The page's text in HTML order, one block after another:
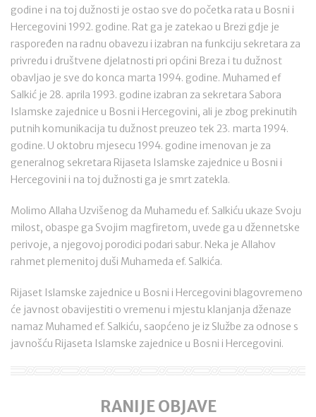
godine i na toj dužnosti je ostao sve do početka rata u Bosni i
Hercegovini 1992. godine. Rat ga je zatekao u Brezi gdje je
raspoređen na radnu obavezu i izabran na funkciju sekretara za
privredu i društvene djelatnosti pri općini Breza i tu dužnost
obavljao je sve do konca marta 1994. godine. Muhamed ef
Salkić je 28. aprila 1993. godine izabran za sekretara Sabora
Islamske zajednice u Bosni i Hercegovini, ali je zbog prekinutih
putnih komunikacija tu dužnost preuzeo tek 23. marta 1994.
godine. U oktobru mjesecu 1994. godine imenovan je za
generalnog sekretara Rijaseta Islamske zajednice u Bosni i
Hercegovini i na toj dužnosti ga je smrt zatekla.
Molimo Allaha Uzvišenog da Muhamedu ef. Salkiću ukaze Svoju
milost, obaspe ga Svojim magfiretom, uvede ga u džennetske
perivoje, a njegovoj porodici podari sabur. Neka je Allahov
rahmet plemenitoj duši Muhameda ef. Salkića.
Rijaset Islamske zajednice u Bosni i Hercegovini blagovremeno
će javnost obavijestiti o vremenu i mjestu klanjanja dženaze
namaz Muhamed ef. Salkiću, saopćeno je iz Službe za odnose s
javnošću Rijaseta Islamske zajednice u Bosni i Hercegovini.
RANIJE OBJAVE